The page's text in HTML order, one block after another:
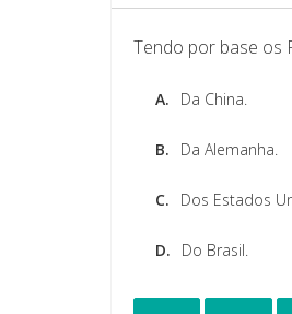
Tendo por base os
A. Da China.
B. Da Alemanha.
C. Dos Estados
D. Do Brasil.